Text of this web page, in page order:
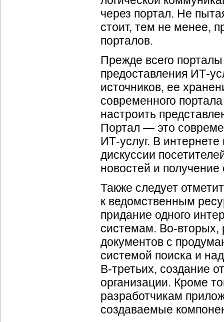
через портал. Не
стоит, тем не менее,
порталов.
Прежде всего
предоставления ИТ-
источников, ее
современного
настроить
Портал — это
ИТ-услуг. В
дискуссии
новостей и
Также следует
к ведомственным
придание одного
системам. Во-вторых,
документов с
системой поиска и
В-третьих, создание
организации. Кроме
разработчикам
создаваемые